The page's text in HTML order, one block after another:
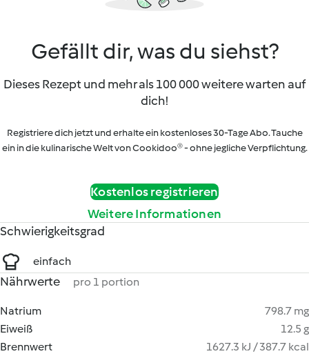
Gefällt dir, was du siehst?
Dieses Rezept und mehr als 100 000 weitere warten auf
dich!
Registriere dich jetzt und erhalte ein kostenloses 30-Tage Abo. Tauche
ein in die kulinarische Welt von Cookidoo® - ohne jegliche Verpflichtung.
Kostenlos registrieren
Weitere Informationen
Schwierigkeitsgrad
einfach
Nährwerte pro 1 portion
Natrium
798.7 mg
Eiweiß
12.5 g
Brennwert
1627.3 kJ / 387.7 kcal